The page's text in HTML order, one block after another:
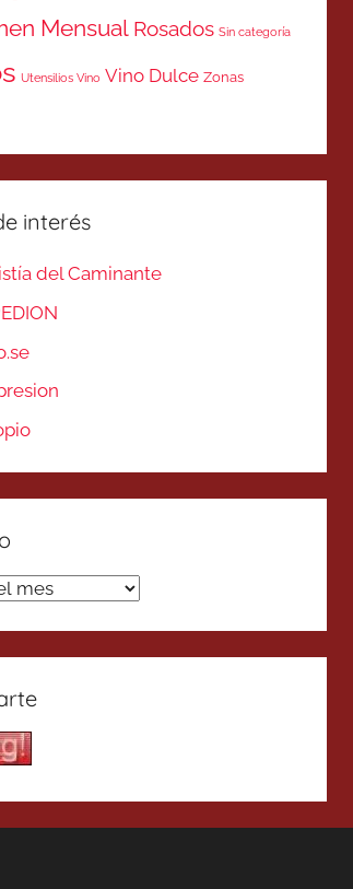
Mensual Rosados Sin categoría
Utensilios Vino Vino Dulce Zonas
interés
del Caminante